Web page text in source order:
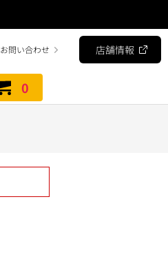
お問い合わせ 店舗情報
0